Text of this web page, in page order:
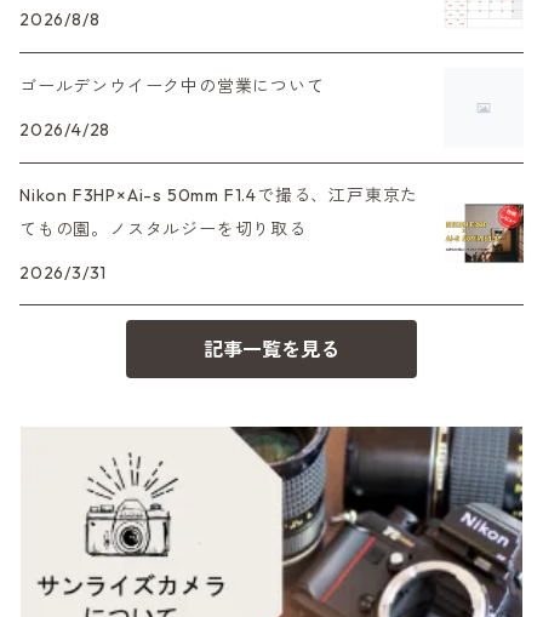
PEN F、FT
OM-1
HEXAR
Leica（ライカ）
バルナック
minilux
HASSELBLAD（ハッセルブラッド）
Rollei（ローライ）
35シリーズ
RICOH（リコー）
コンパクト
Voigtlander（フォクトレンダー）
YASHICA（ヤシカ）
Carl Zeiss（カールツァイス）
Mamiya（マミヤ）
M645,二眼レフ
Plaubel（プラウベル）
デジタルカメラ
FD（キヤノン）
EF（キヤノン）
OM（オリンパス）
A（ミノルタ（ソニー））
MD（ミノルタ）
K（ペンタックス）
CY（ヤシカコンタックス）
M（ライカ）
R（ライカ）
プレゼント、贈答用にも！
2026/8/8
ゴールデンウイーク中の営業について
2026/4/28
Nikon F3HP×Ai-s 50mm F1.4で撮る、江戸東京た
てもの園。ノスタルジーを切り取る
2026/3/31
記事一覧を見る